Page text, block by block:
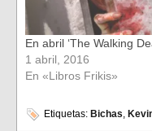
En abril ‘The Walking
1 abril, 2016
En «Libros Frikis»
Etiquetas: Bichas,